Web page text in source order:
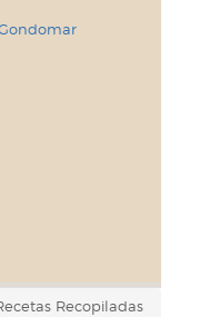
Recopiladas